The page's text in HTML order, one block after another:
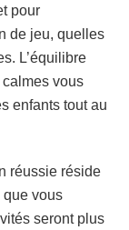
pour
de jeu, quelles
L’équilibre
vous
enfants tout au
réussie réside
que vous
seront plus